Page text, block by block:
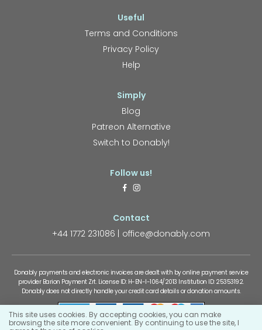
Useful
Terms and Conditions
Privacy Policy
Help
Simply
Blog
Patreon Alternative
Switch to Donably!
Follow us!
Contact
+44 1772 231086
office@donably.com
Donably payments and electronic invoices are dealt with by online payment service
provider Barion Payment Zrt. License ID: H-EN-I-1064/2013 Institution ID: 25353192.
Donably does not directly handle your credit card details or donation amounts.
This site uses cookies. By accepting cookies, you can make
browsing the site more convenient. By continuing to use the site, I